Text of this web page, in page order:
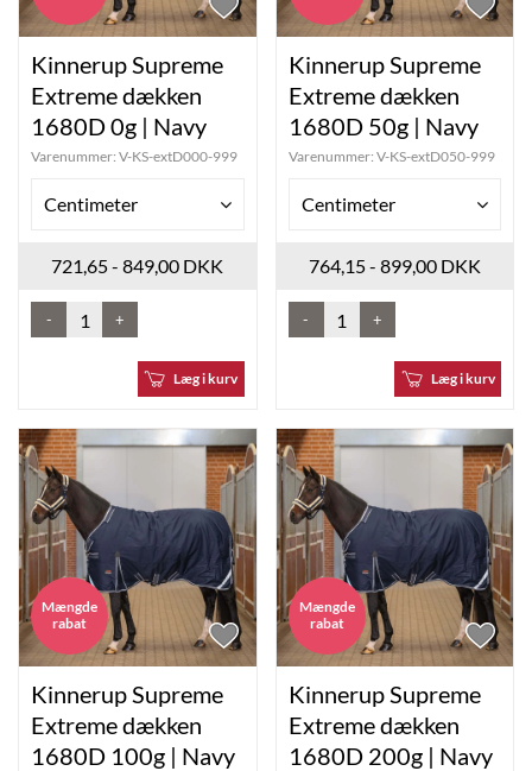
Kinnerup Supreme
Extreme dækken
1680D 0g | Navy
Varenummer: V-KS-extD000-999
Centimeter
721,65 - 849,00 DKK
- +
Læg i kurv
Kinnerup Supreme
Extreme dækken
1680D 50g | Navy
Varenummer: V-KS-extD050-999
Centimeter
764,15 - 899,00 DKK
- +
Læg i kurv
Mængde
rabat
Kinnerup Supreme
Extreme dækken
1680D 100g | Navy
Mængde
rabat
Kinnerup Supreme
Extreme dækken
1680D 200g | Navy